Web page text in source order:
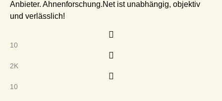
Anbieter. Ahnenforschung.Net ist unabhängig, objektiv
und verlässlich!
10
2K
10